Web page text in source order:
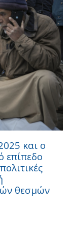
και ο
επίπεδο
θεσμών